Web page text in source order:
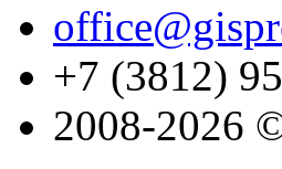
+7 (3812)
2008-2026